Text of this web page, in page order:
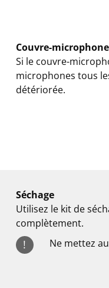
Couvre-
Si le couvre-
microphones tous
détériorée.
Séchage
Utilisez le kit de
complètement.
! Ne mettez